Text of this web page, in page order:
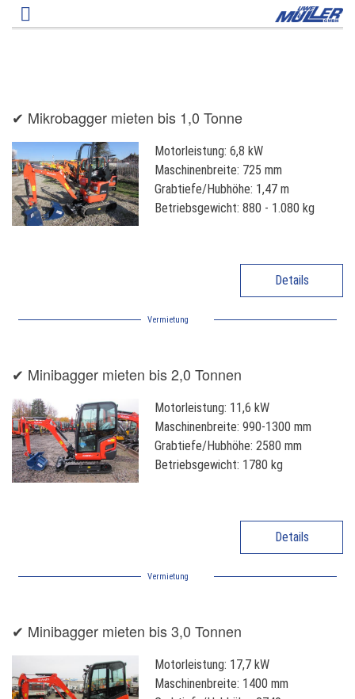
Direkt
zum
✔ Mikrobagger mieten bis 1,0 Tonne
Motorleistung: 6,8 kW
Maschinenbreite: 725 mm
Grabtiefe/Hubhöhe: 1,47 m
Betriebsgewicht: 880 - 1.080 kg
Details
Vermietung
✔ Minibagger mieten bis 2,0 Tonnen
Motorleistung: 11,6 kW
Maschinenbreite: 990-1300 mm
Grabtiefe/Hubhöhe: 2580 mm
Betriebsgewicht: 1780 kg
Details
Vermietung
✔ Minibagger mieten bis 3,0 Tonnen
Motorleistung: 17,7 kW
Maschinenbreite: 1400 mm